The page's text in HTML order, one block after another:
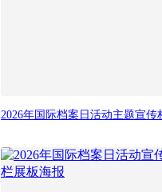
2026年国际档案日活动主题宣传